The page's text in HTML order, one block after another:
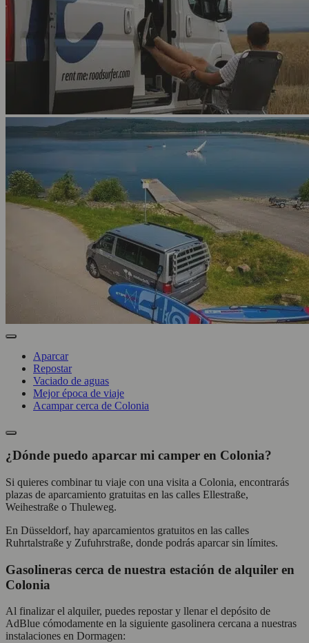
Aparcar
Repostar
Vaciado de aguas
Mejor época de viaje
Acampar cerca de Colonia
¿Dónde puedo aparcar mi camper en Colonia?
Si quieres combinar tu viaje con una visita a Colonia, encontrarás
plazas de aparcamiento gratuitas en las calles Ellestraße,
Weihestraße o Thuleweg.
En Düsseldorf, hay aparcamientos gratuitos en las calles
Ruhrtalstraße y Zufuhrstraße, donde podrás aparcar sin límites.
Gasolineras cerca de nuestra estación de alquiler en
Colonia
Al finalizar el alquiler, puedes repostar y llenar el depósito de
AdBlue cómodamente en la siguiente gasolinera cercana a nuestras
instalaciones en Dormagen: